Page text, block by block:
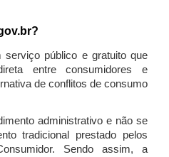
serviço público e gratuito que
entre consumidores e
de conflitos de consumo
administrativo e não se
tradicional prestado pelos
Sendo assim, a